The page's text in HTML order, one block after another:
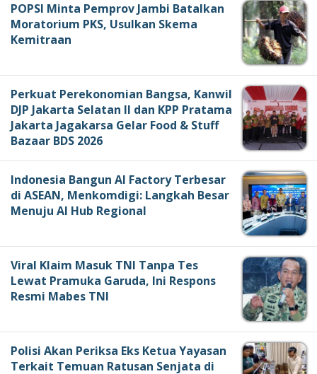
POPSI Minta Pemprov Jambi Batalkan
Moratorium PKS, Usulkan Skema
Kemitraan
Perkuat Perekonomian Bangsa, Kanwil
DJP Jakarta Selatan II dan KPP Pratama
Jakarta Jagakarsa Gelar Food & Stuff
Bazaar BDS 2026
Indonesia Bangun AI Factory Terbesar
di ASEAN, Menkomdigi: Langkah Besar
Menuju AI Hub Regional
Viral Klaim Masuk TNI Tanpa Tes
Lewat Pramuka Garuda, Ini Respons
Resmi Mabes TNI
Polisi Akan Periksa Eks Ketua Yayasan
Terkait Temuan Ratusan Senjata di